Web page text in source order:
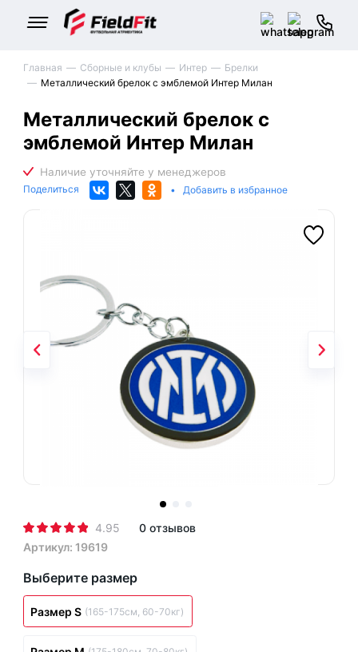
Главная Сборные и клубы Интер
Брелки
Металлический брелок с эмблемой Интер Милан
Металлический брелок с
эмблемой Интер Милан
Поделиться • Добавить в избранное
4.95
0 отзывов
Артикул: 19619
Выберите размер
Размер S (165-175см, 60-70кг)